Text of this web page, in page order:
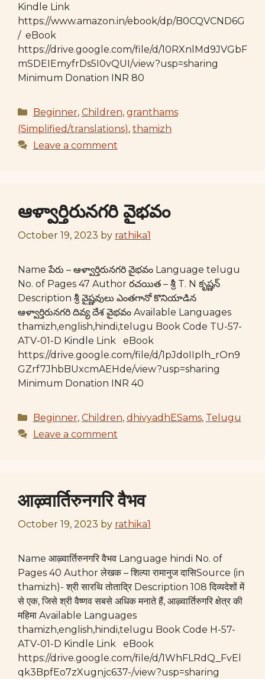
Kindle Link
https://www.amazon.in/ebook/dp/B0CQVCND6G
/ eBook
https://drive.google.com/file/d/10RXnlMd9JVGbF
mSDEIEmyfrDs5I0vQUI/view?usp=sharing
Minimum Donation INR 80
Categories
Beginner, Children, granthams
(Simplified/translations), thamizh
Leave a comment
ఆళ్వార్తిరునగరి వైభవం
October 19, 2023 by rathika1
Name పేరు – ఆళ్వార్తిరునగరి వైభవం Language telugu
No. of Pages 47 Author రచయిత – శ్రీ T. N కృష్ణన్
Description శ్రీ వైష్ణవులు ఎంతగానో కొనియాడిన
ఆళ్వార్తిరునగరి దివ్య దేశ వైభవం Available Languages
thamizh,english,hindi,telugu Book Code TU-57-
ATV-01-D Kindle Link eBook
https://drive.google.com/file/d/1pJdoIIplh_rOn9
GZrf7JhbBUxcmAEHde/view?usp=sharing
Minimum Donation INR 40
Categories
Beginner, Children, dhivyadhESams, Telugu
Leave a comment
आऴ्वार्तिरुनगरि वैभव
October 19, 2023 by rathika1
Name आऴ्वार्तिरुनगरि वैभव Language hindi No. of
Pages 40 Author लेखक – शिल्पा रामानुज दासिSource (in
thamizh)- श्री सारथि तोताद्रि Description 108 दिव्यदेशों में
से एक, जिसे श्री वैष्णव सबसे अधिक मनाते हैं, आऴ्वार्तिरुगरि क्षेत्र की
महिमा Available Languages
thamizh,english,hindi,telugu Book Code H-57-
ATV-01-D Kindle Link eBook
https://drive.google.com/file/d/1WhFLRdQ_FvEl
qk3BpfEo7zXugnjc637-/view?usp=sharing